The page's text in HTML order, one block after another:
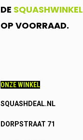
DE SQUASHWINKEL
OP VOORRAAD.
ONZE WINKEL
SQUASHDEAL.NL
DORPSTRAAT 71